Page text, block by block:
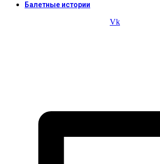
Балетные истории
Vk